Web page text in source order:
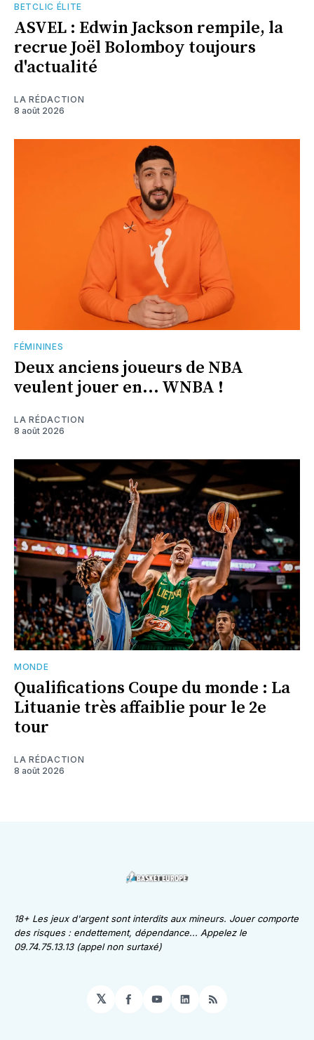
BETCLIC ÉLITE
ASVEL : Edwin Jackson rempile, la
recrue Joël Bolomboy toujours
d'actualité
LA RÉDACTION
8 août 2026
FÉMININES
Deux anciens joueurs de NBA
veulent jouer en... WNBA !
LA RÉDACTION
8 août 2026
MONDE
Qualifications Coupe du monde : La
Lituanie très affaiblie pour le 2e
tour
LA RÉDACTION
8 août 2026
18+ Les jeux d'argent sont interdits aux mineurs. Jouer comporte
des risques : endettement, dépendance... Appelez le
09.74.75.13.13 (appel non surtaxé)
𝕏 Facebook
YouTube
LinkedIn
RSS